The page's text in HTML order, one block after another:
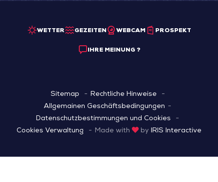
WETTER GEZEITEN WEBCAM PROSPEKT
IHRE MEINUNG ?
Sitemap
Rechtliche Hinweise
Allgemainen Geschäftsbedingungen
Datenschutzbestimmungen und Cookies
Cookies Verwaltung
Made with by IRIS Interactive